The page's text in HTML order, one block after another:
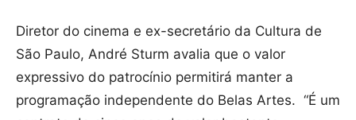
Diretor do cinema e ex-secretário da Cultura de
São Paulo, André Sturm avalia que o valor
expressivo do patrocínio permitirá manter a
programação independente do Belas Artes. “É um